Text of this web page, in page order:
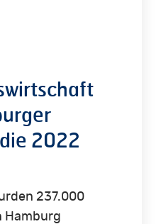
2022
237.000
Hamburg